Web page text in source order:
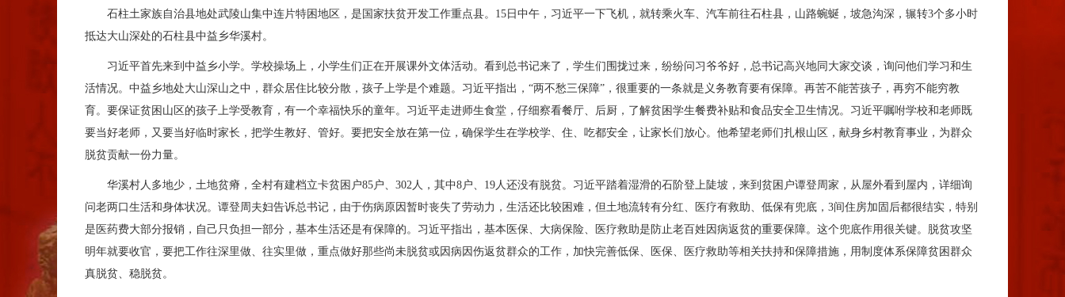
石柱土家族自治县地处武陵山集中连片特困地区，是国家扶贫开发工作重点县。15日中午，习近平一下飞机，就转乘火车、汽车前往石柱县，山路蜿蜒，坡急沟深，辗转3个多小时
抵达大山深处的石柱县中益乡华溪村。
习近平首先来到中益乡小学。学校操场上，小学生们正在开展课外文体活动。看到总书记来了，学生们围拢过来，纷纷问习爷爷好，总书记高兴地同大家交谈，询问他们学习和生
活情况。中益乡地处大山深山之中，群众居住比较分散，孩子上学是个难题。习近平指出，“两不愁三保障”，很重要的一条就是义务教育要有保障。再苦不能苦孩子，再穷不能穷教
育。要保证贫困山区的孩子上学受教育，有一个幸福快乐的童年。习近平走进师生食堂，仔细察看餐厅、后厨，了解贫困学生餐费补贴和食品安全卫生情况。习近平嘱咐学校和老师既
要当好老师，又要当好临时家长，把学生教好、管好。要把安全放在第一位，确保学生在学校学、住、吃都安全，让家长们放心。他希望老师们扎根山区，献身乡村教育事业，为群众
脱贫贡献一份力量。
华溪村人多地少，土地贫瘠，全村有建档立卡贫困户85户、302人，其中8户、19人还没有脱贫。习近平踏着湿滑的石阶登上陡坡，来到贫困户谭登周家，从屋外看到屋内，详细询
问老两口生活和身体状况。谭登周夫妇告诉总书记，由于伤病原因暂时丧失了劳动力，生活还比较困难，但土地流转有分红、医疗有救助、低保有兜底，3间住房加固后都很结实，特别
是医药费大部分报销，自己只负担一部分，基本生活还是有保障的。习近平指出，基本医保、大病保险、医疗救助是防止老百姓因病返贫的重要保障。这个兜底作用很关键。脱贫攻坚
明年就要收官，要把工作往深里做、往实里做，重点做好那些尚未脱贫或因病因伤返贫群众的工作，加快完善低保、医保、医疗救助等相关扶持和保障措施，用制度体系保障贫困群众
真脱贫、稳脱贫。